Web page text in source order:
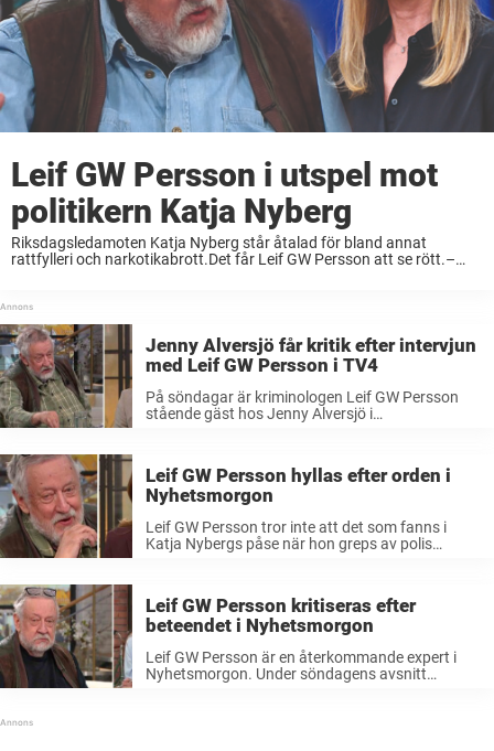
Leif GW Persson i utspel mot
politikern Katja Nyberg
Riksdagsledamoten Katja Nyberg står åtalad för bland annat
rattfylleri och narkotikabrott.Det får Leif GW Persson att se rött.–
Jenny Alversjö får kritik efter intervjun
med Leif GW Persson i TV4
På söndagar är kriminologen Leif GW Persson
stående gäst hos Jenny Alversjö i
Leif GW Persson hyllas efter orden i
Nyhetsmorgon
Leif GW Persson tror inte att det som fanns i
Katja Nybergs påse när hon greps av polis
Leif GW Persson kritiseras efter
beteendet i Nyhetsmorgon
Leif GW Persson är en återkommande expert i
Nyhetsmorgon. Under söndagens avsnitt